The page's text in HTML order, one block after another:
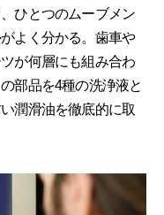
ひとつのムーブメン
よく分かる。歯車や
が何層にも組み合わ
部品を4種の洗浄液と
潤滑油を徹底的に取